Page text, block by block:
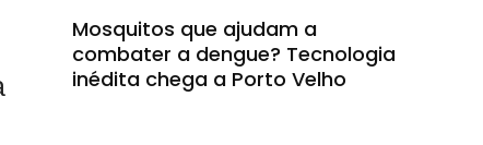
Mosquitos que ajudam a
combater a dengue? Tecnologia
inédita chega a Porto Velho